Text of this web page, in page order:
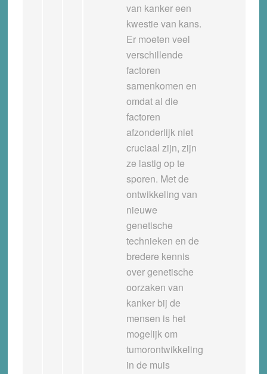
van kanker een
kwestie van kans.
Er moeten veel
verschillende
factoren
samenkomen en
omdat al die
factoren
afzonderlijk niet
cruciaal zijn, zijn
ze lastig op te
sporen. Met de
ontwikkeling van
nieuwe
genetische
technieken en de
bredere kennis
over genetische
oorzaken van
kanker bij de
mensen is het
mogelijk om
tumorontwikkeling
in de muis